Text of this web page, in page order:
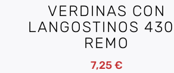
VERDINAS CON
LANGOSTINOS
REMO
7,25€